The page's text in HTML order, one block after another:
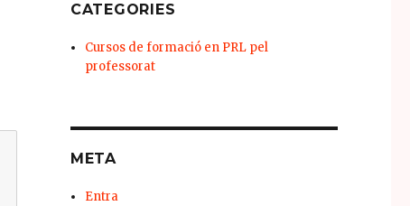
CATEGORIES
Cursos de formació en PRL pel
professorat
META
Entra